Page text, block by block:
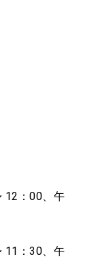
12：00、午
11：30、午